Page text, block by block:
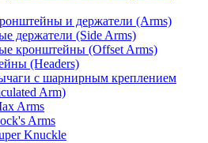
и держатели (Arms)
держатели (Side Arms)
кронштейны (Offset Arms)
(Headers)
с шарнирным креплением
Arm)
Arms
Arms
Knuckle